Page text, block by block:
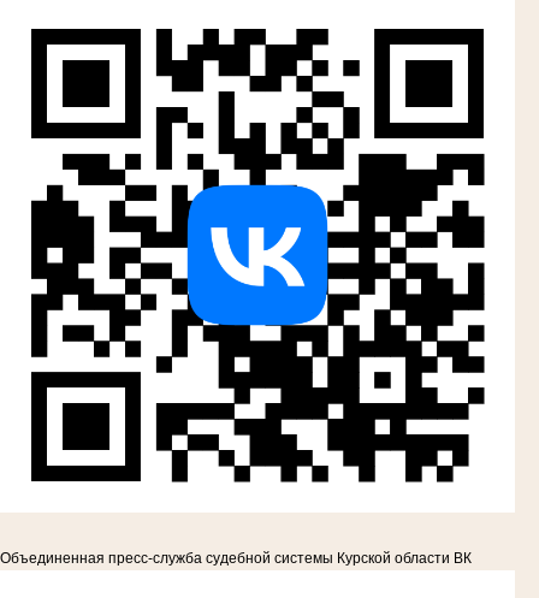
Объединенная пресс-служба судебной системы Курской области ВК